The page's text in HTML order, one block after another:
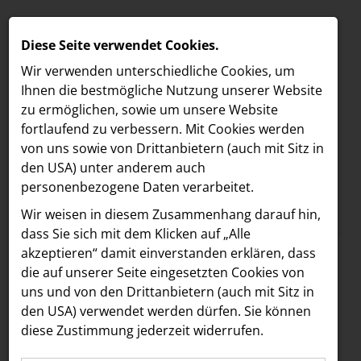
MELDUNGEN
LOEBELL NORDBERG
INNER
aehre
Astoria Artshow
B/S/H Hausgeräte
Meldungen / The Companion
Text Bilder
09.03.2026
Mehr Flair für die
Mariahilfer Straße:
Diese Seite verwendet Cookies.
Wir verwenden unterschiedliche Cookies, um
Ihnen die best­mögliche Nutzung unserer Website
zu ermöglichen, sowie um unsere Website
fortlaufend zu verbessern. Mit Cookies werden
von uns sowie von Drittanbietern (auch mit Sitz in
den USA) unter anderem auch
personenbezogene Daten verarbeitet.
Wir weisen in diesem Zusammenhang darauf hin,
dass Sie sich mit dem Klicken auf „Alle
akzeptieren“ damit ein­ver­standen erklären, dass
die auf unserer Seite eingesetzten Cookies von
uns und von den Drittanbietern (auch mit Sitz in
den USA) verwendet werden dürfen. Sie können
diese Zustimmung jederzeit widerrufen.